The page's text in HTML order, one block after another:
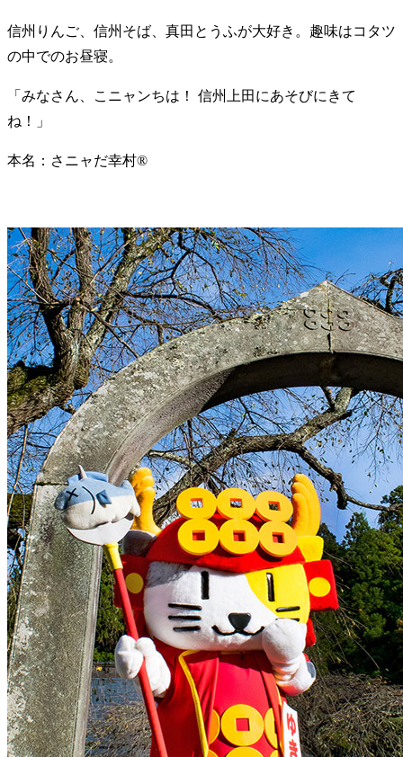
信州りんご、信州そば、真田とうふが大好き。趣味はコタツ
の中でのお昼寝。
「みなさん、こニャンちは！ 信州上田にあそびにきて
ね！」
本名：さニャだ幸村®